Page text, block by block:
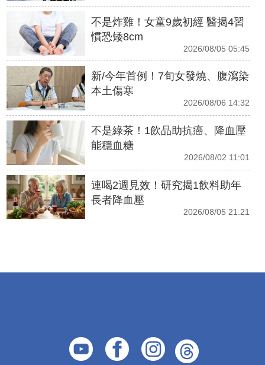
不是炸雞！女童9歲初經 醫揭4習
慣恐矮8cm
2026/08/05 05:45
新/今年首例！7旬女發燒、腹瀉染
本土傷寒
2026/08/06 14:32
不是綠茶！1飲品助抗癌、降血壓
能穩血糖
2026/08/02 11:01
連喝2週見效！研究揭1飲料助年
長者降血壓
2026/08/05 21:21